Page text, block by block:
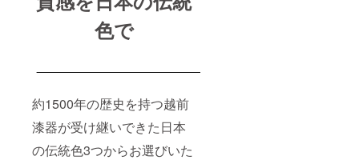
色で
約1500年の歴史を持つ越前
漆器が受け継いできた日本
の伝統色3つからお選びいた